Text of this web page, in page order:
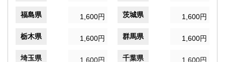
福島県 1,600円 茨城県 1,600円
栃木県 1,600円 群馬県 1,600円
埼玉県 1,600円 千葉県 1,600円